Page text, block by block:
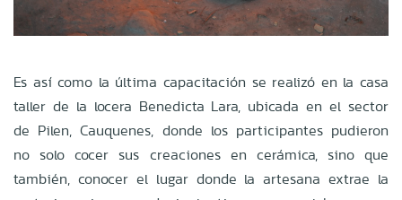
Es así como la última capacitación se realizó en la casa
taller de la locera Benedicta Lara, ubicada en el sector
de Pilen, Cauquenes, donde los participantes pudieron
no solo cocer sus creaciones en cerámica, sino que
también, conocer el lugar donde la artesana extrae la